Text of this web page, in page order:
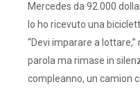
Mercedes da 92.000
Io ho ricevuto una
“Devi imparare a
parola ma rimase in
compleanno, un camion